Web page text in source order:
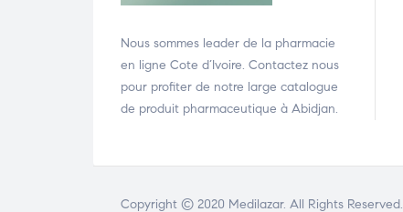
Nous sommes leader de la pharmacie
en ligne Cote d’Ivoire. Contactez nous
pour profiter de notre large catalogue
de produit pharmaceutique à Abidjan.
Copyright © 2020 Medilazar. All Rights Reserved.